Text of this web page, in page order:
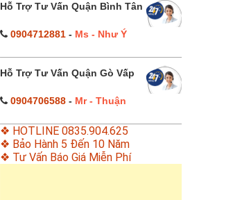
Hỗ Trợ Tư Vấn Quận Bình Tân
0904712881- Ms - Như Ý
Hỗ Trợ Tư Vấn Quận Gò Vấp
0904706588- Mr - Thuận
❖ HOTLINE 0835.904.625
❖ Bảo Hành 5 Đến 10 Năm
❖ Tư Vấn Báo Giá Miễn Phí